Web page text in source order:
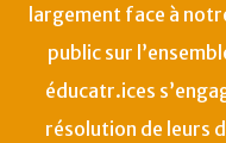
largement face à
public sur
éducatr.ices
résolution de leurs